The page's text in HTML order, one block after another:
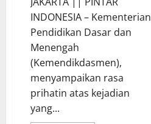
INDONESIA – Kementerian
Pendidikan Dasar dan
Menengah
(Kemendikdasmen),
menyampaikan rasa
prihatin atas kejadian
yang...